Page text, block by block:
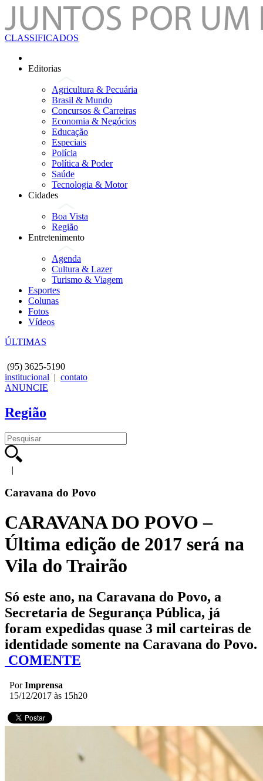
CLASSIFICADOS
Editorias
Agricultura & Pecuária
Brasil & Mundo
Concursos & Carreiras
Economia & Negócios
Educação
Especiais
Polícia
Política & Poder
Saúde
Tecnologia & Motor
Cidades
Boa Vista
Região
Entretenimento
Agenda
Cultura & Lazer
Turismo & Viagem
Esportes
Colunas
Fotos
Vídeos
ÚLTIMAS
(95) 3625-5190
institucional | contato
ANUNCIE
Região
|
Caravana do Povo
CARAVANA DO POVO –
Última edição de 2017 será na
Vila do Trairão
Só este ano, na Caravana do Povo, a
Secretaria de Segurança Pública, já
foram expedidas quase 3 mil carteiras de
identidade somente na Caravana do Povo.
COMENTE
PorImprensa
15/12/2017 às 15h20